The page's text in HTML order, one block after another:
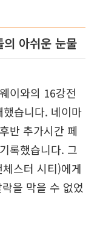
아쉬운 눈물
이와의 16강전
습니다. 네이마
반 추가시간 페
록했습니다. 그
스터 시티)에게
을 막을 수 없었